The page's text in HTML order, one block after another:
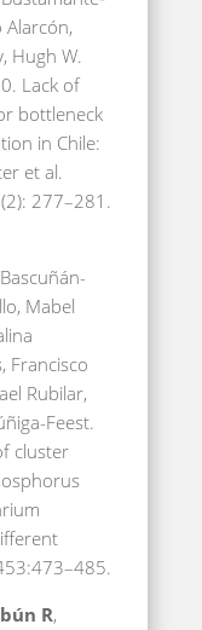
Alarcón,
Hugh W.
Lack of
bottleneck
in Chile:
et al.
277–281.
Mabel
Francisco
Rubilar,
Feest.
cluster
R,